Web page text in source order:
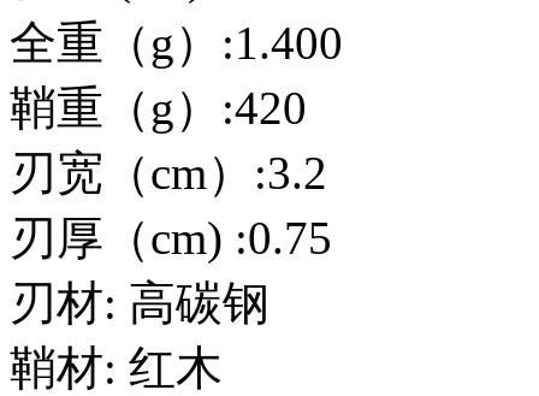
全重（g）:1.400
鞘重（g）:420
刃宽（cm）:3.2
刃厚（cm) :0.75
刃材: 高碳钢
鞘材: 红木